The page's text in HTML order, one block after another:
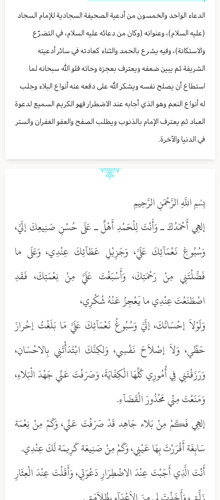
الدعاء الواحد والخمسون من أدعية الصحيفة السجادية للإمام السجاد
(عليه السلام)، وعنوانه (وكان من دعائه عليه السلام، في التضرّع
والاستكانة)، وفيه يشرع بالحمد والثناء كعادته في سائر أدعيته
الشريفة ثم يبين ضعفه ويعترف بعجزه وحاته فلو الله سبحانه لما
استطاع أن يصلح نفسه ويشكر الله على دفعه عنه أنواع البلاء وجلب
له أنواع النعم وهو الذي أجابه عند الاضطرار فهو الكريم السميع لدعوة
العباد ثم يعترف الإمام بالذنوب ويطلب الصفح والعفو الغفران والستر
في الدنيا والآخرة.
بِسْمِ اللَّهِ الرَّحْمَنِ الرَّحِيمِ
إلهِي أَحْمَدُكَ ـ وَأَنْتَ لِلْحَمْدِ أَهْلٌ ـ عَلَى حُسْنِ صَنِيعِكَ إلَيَّ،
وَسُبُوغِ نَعْمَآئِكَ عَلَيَّ، وَجَزِيْلِ عَطَآئِكَ عِنْدِي، وَعَلَى ما
فَضَّلْتَنِي مِنْ رَحْمَتِكَ، وَأَسْبَغْتَ عَلَيَّ مِنْ نِعْمَتِكَ، فَقَدِ
اصْطَنَعْتَ عِنْدِي ما يَعْجِزُ عَنُهُ شُكْرِي،
وَلَوْلاَ إحْسَانُكَ، إلَيَّ وَسُبُوغُ نَعْمَآئِكَ عَلَيَّ مَا بَلَغْتُ إحْرازَ
حَظِّي، وَلاَ إصْلاَحَ نَفْسِي، وَلكِنَّكَ ابْتَدَأْتَنِي بِالاحْسَانِ،
وَرَزَقْتَنِي فِي أُمُورِي كُلِّهَا الْكِفَايَةَ، وَصَرَفْتَ عَنِّي جَهْدَ الْبَلاءِ،
وَمَنَعْتَ مِنِّي مَحْذُورَ الْقَضَآءِ.
إلهِي فَكَمْ مِنْ بَلاء جَاهِد قَدْ صَرَفْتَ عَنِّي، وَكَمْ مِنْ نِعْمَة
سَابِغَة أَقْرَرْتَ بِهَا عَيْنِي، وَكَمْ مِنْ صَنِيعَة كَرِيمَة لَكَ عِنْدِي.
أَنْتَ الَّذِي أَجَبْتَ عِنْدَ الاضْطِرَارِ دَعْوَتِي، وَأَقَلْتَ عِنْدَ الْعِثَارِ